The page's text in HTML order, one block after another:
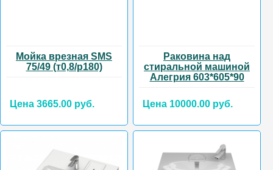
Мойка врезная SMS
75/49 (т0,8/р180)
Цена 3665.00 руб.
Раковина над
стиральной машиной
Алегрия 603*605*90
Цена 10000.00 руб.